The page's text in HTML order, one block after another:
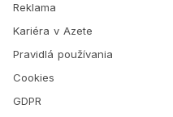
Reklama
Kariéra v Azete
Pravidlá používania
Cookies
GDPR